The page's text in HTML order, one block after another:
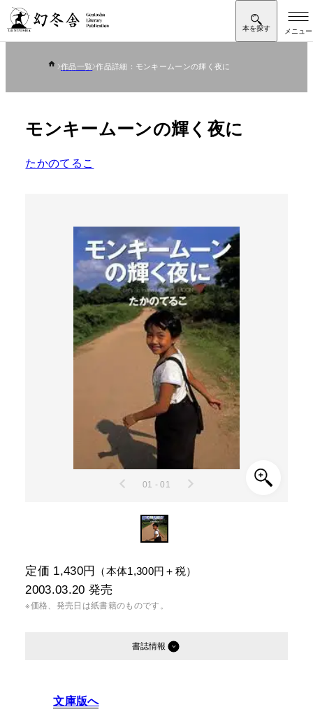
作品一覧 作品詳細：モンキームーンの輝く夜に
モンキームーンの輝く夜に
たかのてるこ
01 - 01
定価 1,430円 （本体1,300円＋税）
2003.03.20 発売
※価格、発売日は紙書籍のものです。
書誌情報
文庫版へ